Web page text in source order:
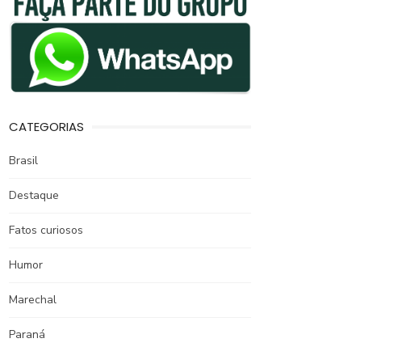
CATEGORIAS
Brasil
Destaque
Fatos curiosos
Humor
Marechal
Paraná